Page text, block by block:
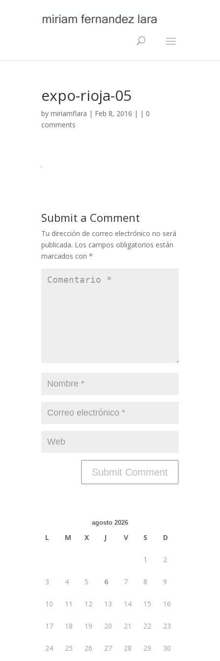
expo-rioja-05
by miriamflara | Feb 8, 2016 | | 0
comments
Submit a Comment
Tu dirección de correo electrónico no será
publicada. Los campos obligatorios están
marcados con *
agosto 2026
L M X J V S D
1 2
3 4 5 6 7 8 9
10 11 12 13 14 15 16
17 18 19 20 21 22 23
24 25 26 27 28 29 30